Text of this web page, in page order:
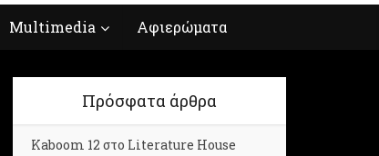
Multimedia Αφιερώματα
Πρόσφατα άρθρα
Kaboom 12 στο Literature House